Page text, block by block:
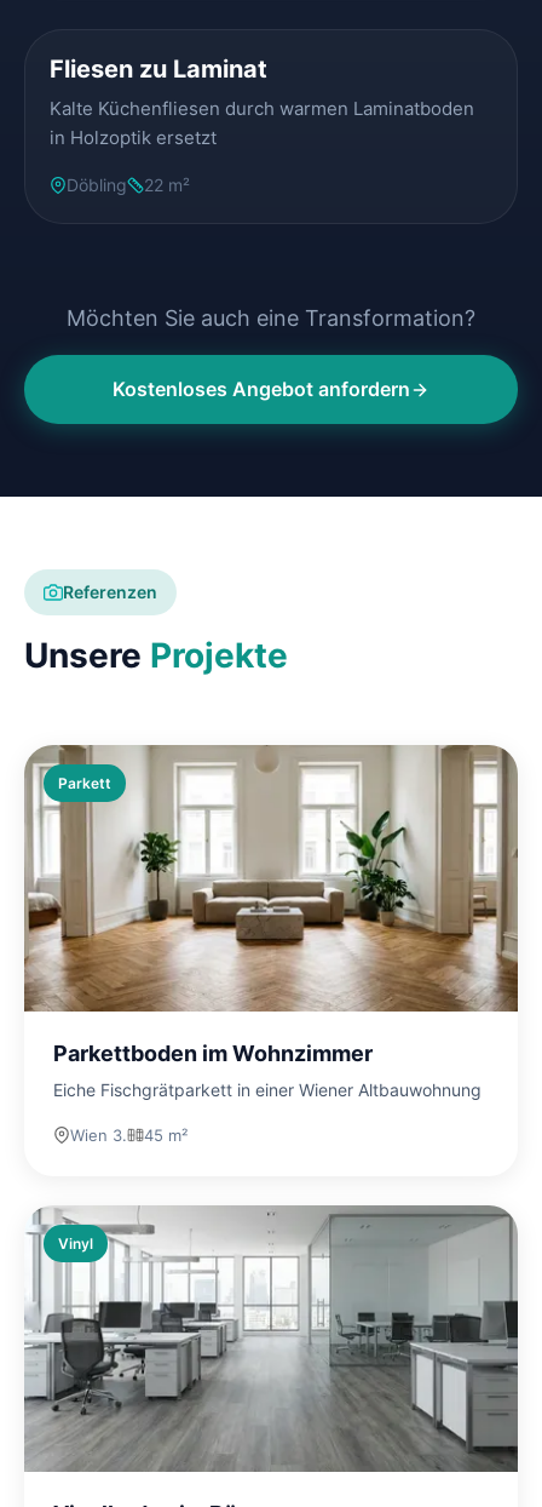
Fliesen zu Laminat
Kalte Küchenfliesen durch warmen Laminatboden
in Holzoptik ersetzt
Döbling 22 m²
Möchten Sie auch eine Transformation?
Kostenloses Angebot anfordern
Referenzen
Unsere Projekte
Parkett
Parkettboden im Wohnzimmer
Eiche Fischgrätparkett in einer Wiener Altbauwohnung
Wien 3. 45 m²
Vinyl